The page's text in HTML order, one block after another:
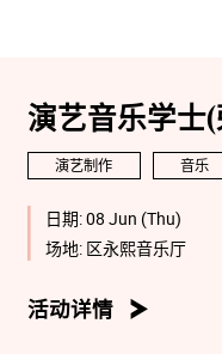
演艺音乐学士
演艺制作 音乐
日期:08 Jun (Thu)
场地: 区永熙音乐厅
活动详情